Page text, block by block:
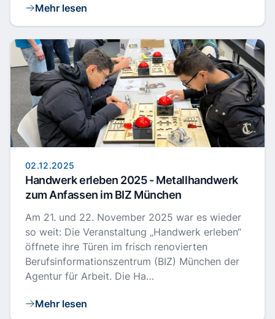
Mehr lesen
02.12.2025
Handwerk erleben 2025 - Metallhandwerk
zum Anfassen im BIZ München
Am 21. und 22. November 2025 war es wieder
so weit: Die Veranstaltung „Handwerk erleben“
öffnete ihre Türen im frisch renovierten
Berufsinformationszentrum (BIZ) München der
Agentur für Arbeit. Die Ha…
Mehr lesen